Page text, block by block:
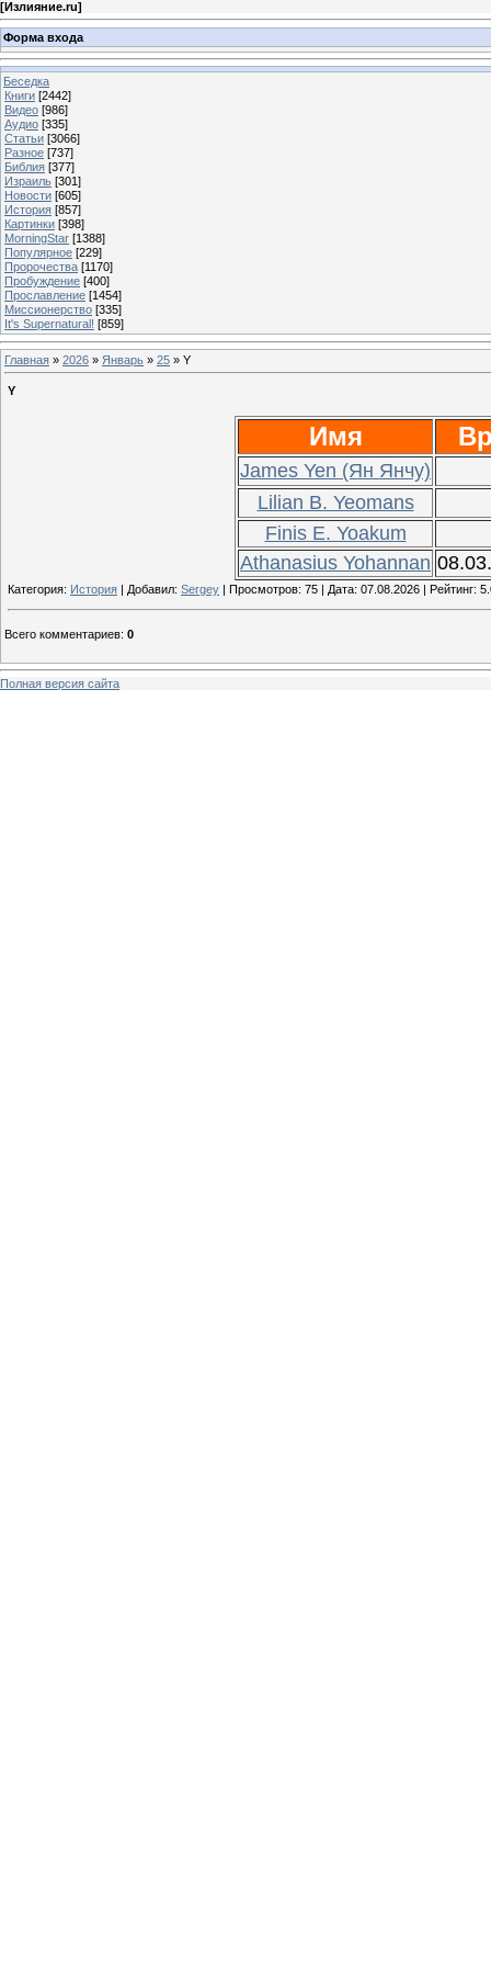
[Излияние.ru]
Форма входа
Беседка
Книги [2442]
Видео [986]
Аудио [335]
Статьи [3066]
Разное [737]
Библия [377]
Израиль [301]
Новости [605]
История [857]
Картинки [398]
MorningStar [1388]
Популярное [229]
Пророчества [1170]
Пробуждение [400]
Прославление [1454]
Миссионерство [335]
It's Supernatural! [859]
Главная » 2026 » Январь » 25 » Y
Y
Имя
James Yen (Ян Янчу)
Lilian B. Yeomans
Finis E. Yoakum
Athanasius Yohannan
Категория: История | Добавил: Sergey | Просмотров: 75 | Дата: 07.08.2026 | Рейтинг:
Всего комментариев: 0
Полная версия сайта